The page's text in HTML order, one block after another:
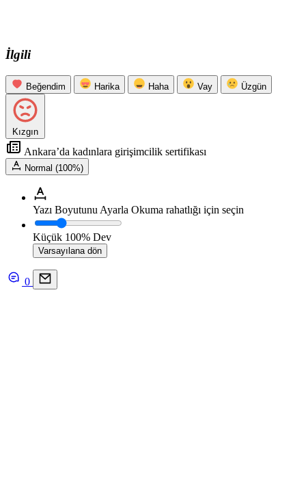
İlgili
Beğendim Harika Haha Vay Üzgün
Kızgın
Ankara’da kadınlara girişimcilik sertifikası
Normal (100%)
Yazı Boyutunu Ayarla Okuma rahatlığı için seçin
Küçük 100% Dev
Varsayılana dön
0